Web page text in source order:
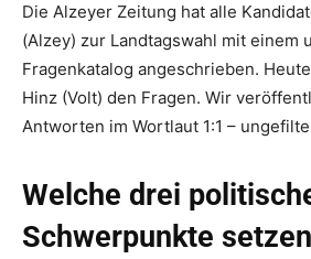
Die Alzeyer Zeitung hat alle
(Alzey) zur Landtagswahl mit einem
Fragenkatalog angeschrieben.
Hinz (Volt) den Fragen. Wir
Antworten im Wortlaut 1:1 –
Welche drei
Schwerpunkte